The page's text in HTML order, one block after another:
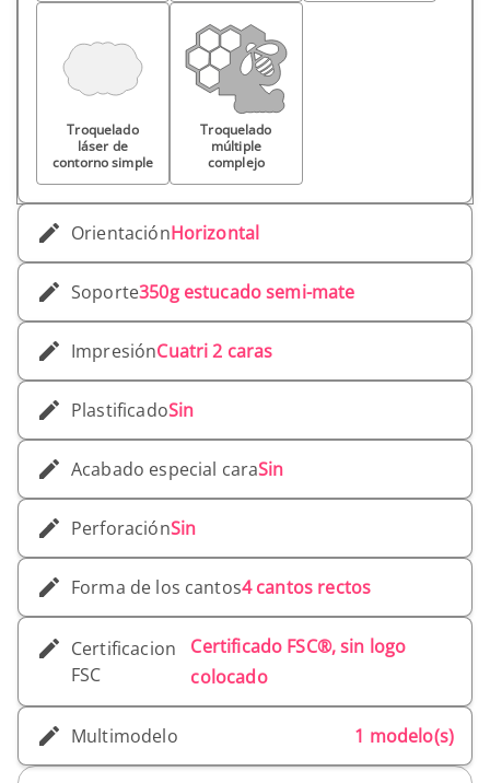
Troquelado
láser de
contorno simple
Troquelado
múltiple
complejo
OrientaciónHorizontal
Soporte350g estucado semi-mate
ImpresiónCuatri 2 caras
PlastificadoSin
Acabado especial caraSin
PerforaciónSin
Forma de los cantos4 cantos rectos
Certificacion
FSC
Certificado FSC®, sin logo
colocado
Multimodelo 1 modelo(s)